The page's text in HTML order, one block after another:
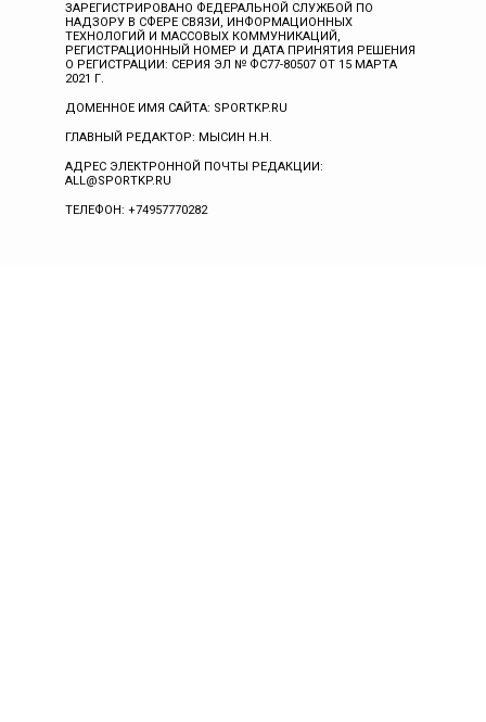
ЗАРЕГИСТРИРОВАНО ФЕДЕРАЛЬНОЙ СЛУЖБОЙ ПО
НАДЗОРУ В СФЕРЕ СВЯЗИ, ИНФОРМАЦИОННЫХ
ТЕХНОЛОГИЙ И МАССОВЫХ КОММУНИКАЦИЙ,
РЕГИСТРАЦИОННЫЙ НОМЕР И ДАТА ПРИНЯТИЯ РЕШЕНИЯ
О РЕГИСТРАЦИИ: СЕРИЯ ЭЛ № ФС77-80507 ОТ 15 МАРТА
2021 Г.
ДОМЕННОЕ ИМЯ САЙТА: SPORTKP.RU
ГЛАВНЫЙ РЕДАКТОР: МЫСИН Н.Н.
АДРЕС ЭЛЕКТРОННОЙ ПОЧТЫ РЕДАКЦИИ:
ALL@SPORTKP.RU
ТЕЛЕФОН: +74957770282